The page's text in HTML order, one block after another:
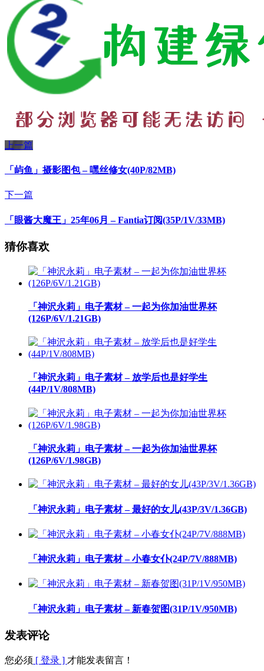
上一篇
「屿鱼」摄影图包 – 嘿丝修女(40P/82MB)
下一篇
「眼酱大魔王」25年06月 – Fantia订阅(35P/1V/33MB)
猜你喜欢
「神沢永莉」电子素材 – 一起为你加油世界杯
(126P/6V/1.21GB)
「神沢永莉」电子素材 – 放学后也是好学生
(44P/1V/808MB)
「神沢永莉」电子素材 – 一起为你加油世界杯
(126P/6V/1.98GB)
「神沢永莉」电子素材 – 最好的女儿(43P/3V/1.36GB)
「神沢永莉」电子素材 – 小春女仆(24P/7V/888MB)
「神沢永莉」电子素材 – 新春贺图(31P/1V/950MB)
发表评论
您必须 [ 登录 ] 才能发表留言！